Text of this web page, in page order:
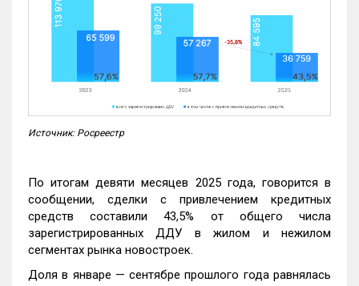
Источник: Росреестр
По итогам девяти месяцев 2025 года, говорится в
сообщении, сделки с привлечением кредитных
средств составили 43,5% от общего числа
зарегистрированных ДДУ в жилом и нежилом
сегментах рынка новостроек.
Доля в январе — сентябре прошлого года равнялась